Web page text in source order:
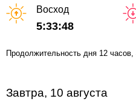
Восход
5:33:48
Продолжительность дня 12 часов
Завтра, 10 августа